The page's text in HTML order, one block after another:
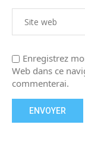
Enregistrez
Web dans ce
commenterai.